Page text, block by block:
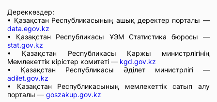
Дереккөздер:
• Қазақстан Республикасының ашық деректер порталы —
data.egov.kz
• Қазақстан Республикасы ҰЭМ Статистика бюросы —
stat.gov.kz
• Қазақстан Республикасы Қаржы министрлігінің
Мемлекеттік кірістер комитеті — kgd.gov.kz
• Қазақстан Республикасы Әділет министрлігі —
adilet.gov.kz
• Қазақстан Республикасының мемлекеттік сатып алу
порталы — goszakup.gov.kz